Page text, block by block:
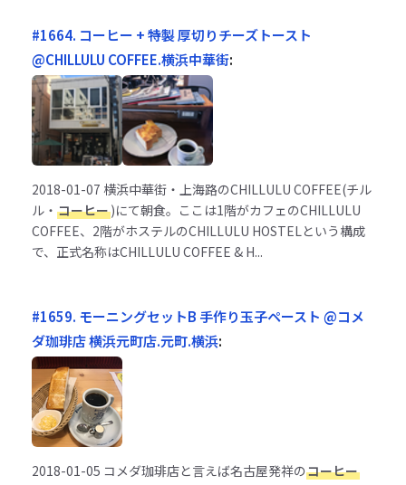
#1664. コーヒー + 特製 厚切りチーズトースト
@CHILLULU COFFEE.横浜中華街:
2018-01-07 横浜中華街・上海路のCHILLULU COFFEE(チル
ル・ コーヒー)にて朝食。ここは1階がカフェのCHILLULU
COFFEE、2階がホステルのCHILLULU HOSTELという構成
で、正式名称はCHILLULU COFFEE & H...
#1659. モーニングセットB 手作り玉子ペースト @コメ
ダ珈琲店 横浜元町店.元町.横浜:
2018-01-05 コメダ珈琲店と言えば名古屋発祥のコーヒー